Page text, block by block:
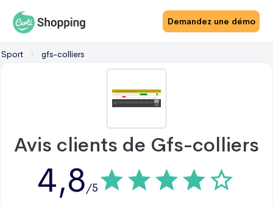
Demandez une démo
Sport gfs-colliers
Avis clients de Gfs-colliers
4,8/5